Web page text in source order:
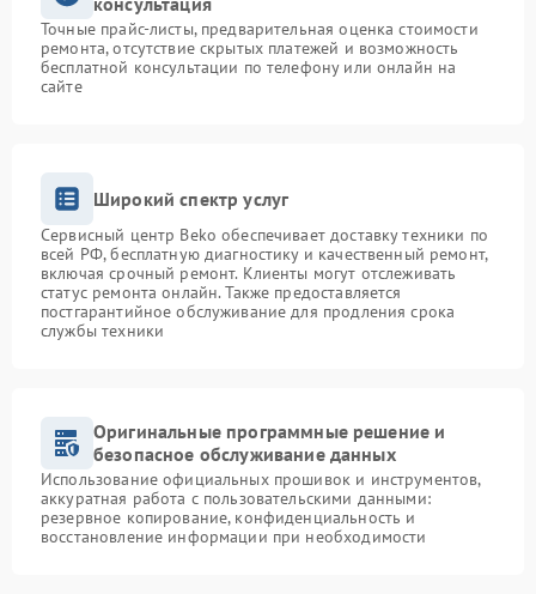
Точные прайс-листы, предварительная оценка стоимости
ремонта, отсутствие скрытых платежей и возможность
бесплатной консультации по телефону или онлайн на
сайте
Широкий спектр услуг
Сервисный центр Beko обеспечивает доставку техники по
всей РФ, бесплатную диагностику и качественный ремонт,
включая срочный ремонт. Клиенты могут отслеживать
статус ремонта онлайн. Также предоставляется
постгарантийное обслуживание для продления срока
службы техники
Оригинальные программные решение и
безопасное обслуживание данных
Использование официальных прошивок и инструментов,
аккуратная работа с пользовательскими данными:
резервное копирование, конфиденциальность и
восстановление информации при необходимости